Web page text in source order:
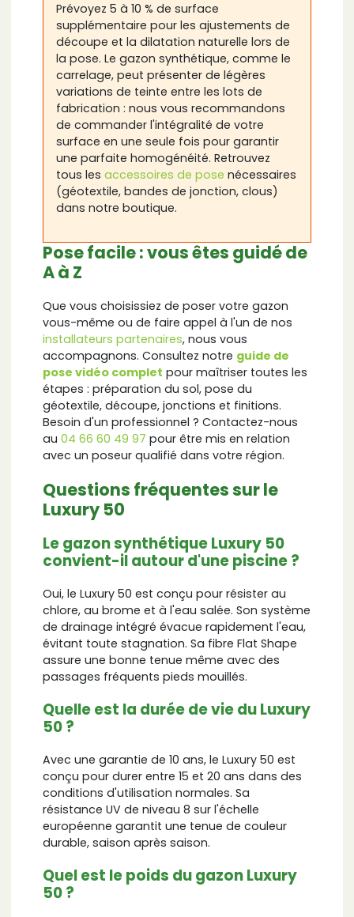
Prévoyez 5 à 10 % de surface
supplémentaire pour les ajustements de
découpe et la dilatation naturelle lors de
la pose. Le gazon synthétique, comme le
carrelage, peut présenter de légères
variations de teinte entre les lots de
fabrication : nous vous recommandons
de commander l'intégralité de votre
surface en une seule fois pour garantir
une parfaite homogénéité. Retrouvez
tous les accessoires de pose nécessaires
(géotextile, bandes de jonction, clous)
dans notre boutique.
Pose facile : vous êtes guidé de
A à Z
Que vous choisissiez de poser votre gazon
vous-même ou de faire appel à l'un de nos
installateurs partenaires, nous vous
accompagnons. Consultez notre guide de
pose vidéo complet pour maîtriser toutes les
étapes : préparation du sol, pose du
géotextile, découpe, jonctions et finitions.
Besoin d'un professionnel ? Contactez-nous
au 04 66 60 49 97 pour être mis en relation
avec un poseur qualifié dans votre région.
Questions fréquentes sur le
Luxury 50
Le gazon synthétique Luxury 50
convient-il autour d'une piscine ?
Oui, le Luxury 50 est conçu pour résister au
chlore, au brome et à l'eau salée. Son système
de drainage intégré évacue rapidement l'eau,
évitant toute stagnation. Sa fibre Flat Shape
assure une bonne tenue même avec des
passages fréquents pieds mouillés.
Quelle est la durée de vie du Luxury
50 ?
Avec une garantie de 10 ans, le Luxury 50 est
conçu pour durer entre 15 et 20 ans dans des
conditions d'utilisation normales. Sa
résistance UV de niveau 8 sur l'échelle
européenne garantit une tenue de couleur
durable, saison après saison.
Quel est le poids du gazon Luxury
50 ?